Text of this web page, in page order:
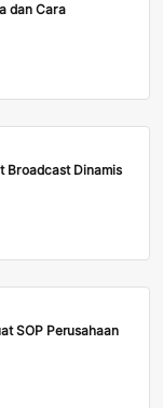
dan Cara
Broadcast Dinamis
SOP Perusahaan